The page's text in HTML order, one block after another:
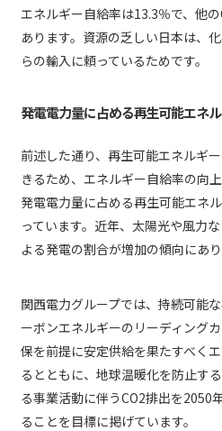
エネルギー自給率は13.3％で、他
あります。資源の乏しい日本は、
らの輸入に頼っているためです。
発電電力量に占める再生可能エネ
前述した通り、再生可能エネルギ
きるため、エネルギー自給率の向
発電電力量に占める再生可能エネ
っています。近年、太陽光や風力
よる発電の割合が増加の傾向にあり
関西電力グループでは、持続可能
ーボンエネルギーのリーディング
保を前提に安定供給を果たすべく
るとともに、地球温暖化を防止す
る事業活動に伴うCO2排出を2050
ることを目標に掲げています。